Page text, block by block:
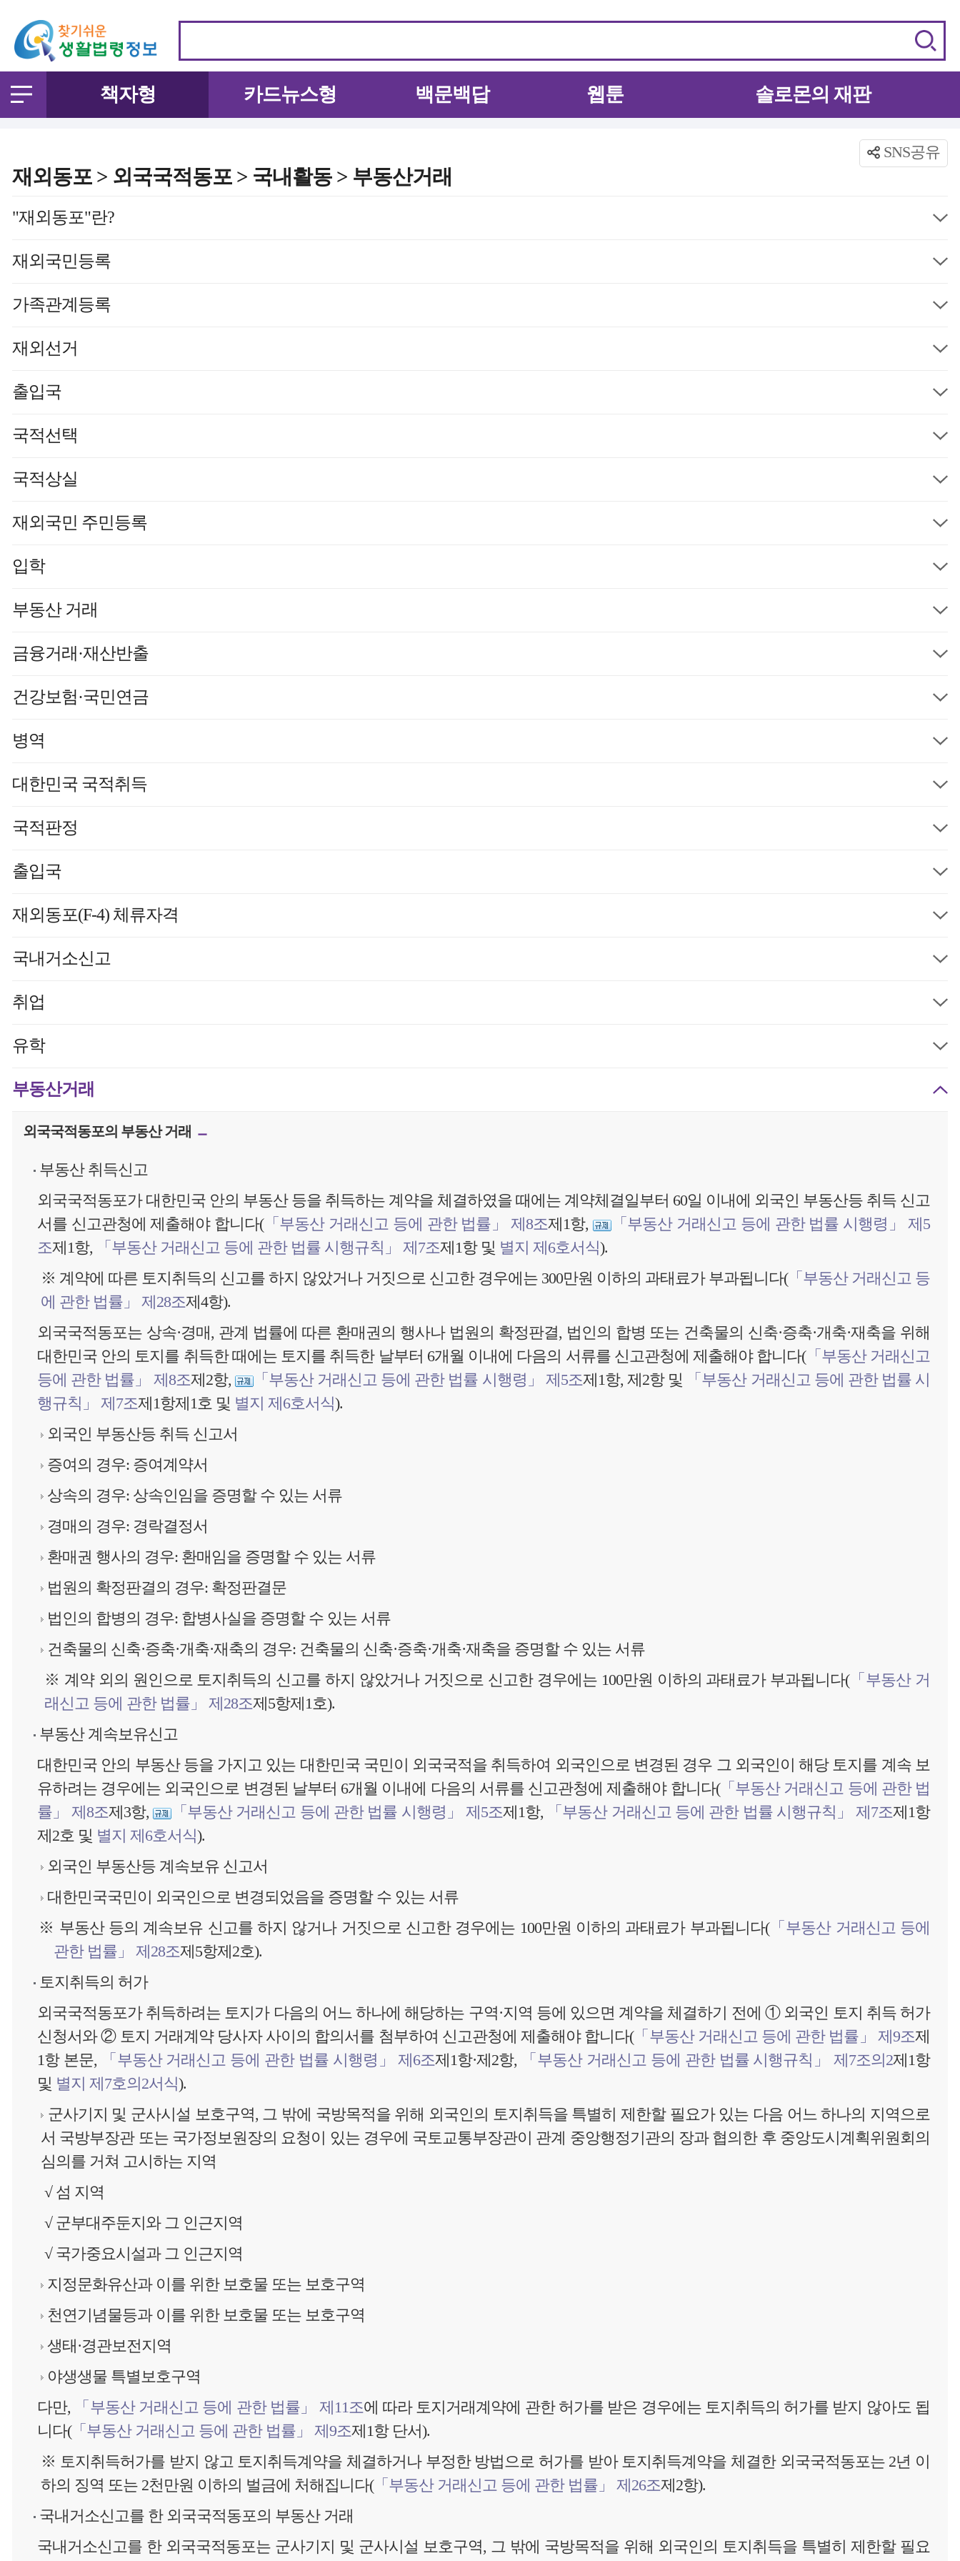
책자형 카드뉴스형 백문백답 웹툰 솔로몬의 재판
SNS공유
재외동포 > 외국국적동포 > 국내활동 > 부동산거래
"재외동포"란?
재외국민등록
가족관계등록
재외선거
출입국
국적선택
국적상실
재외국민 주민등록
입학
부동산 거래
금융거래·재산반출
건강보험·국민연금
병역
대한민국 국적취득
국적판정
출입국
재외동포(F-4) 체류자격
국내거소신고
취업
유학
부동산거래
외국국적동포의 부동산 거래
부동산 취득신고
외국국적동포가 대한민국 안의 부동산 등을 취득하는 계약을 체결하였을 때에는 계약체결일부터 60일 이내에 외국인 부동산등 취득 신고
서를 신고관청에 제출해야 합니다(「부동산 거래신고 등에 관한 법률」 제8조제1항,
「부동산 거래신고 등에 관한 법률 시행령」 제5
조제1항, 「부동산 거래신고 등에 관한 법률 시행규칙」 제7조제1항 및 별지 제6호서식).
※ 계약에 따른 토지취득의 신고를 하지 않았거나 거짓으로 신고한 경우에는 300만원 이하의 과태료가 부과됩니다(「부동산 거래신고 등
에 관한 법률」 제28조제4항).
외국국적동포는 상속·경매, 관계 법률에 따른 환매권의 행사나 법원의 확정판결, 법인의 합병 또는 건축물의 신축·증축·개축·재축을 위해
대한민국 안의 토지를 취득한 때에는 토지를 취득한 날부터 6개월 이내에 다음의 서류를 신고관청에 제출해야 합니다(「부동산 거래신고
등에 관한 법률」 제8조제2항, 「부동산 거래신고 등에 관한 법률 시행령」 제5조제1항, 제2항 및
「부동산 거래신고 등에 관한 법률 시
행규칙」 제7조제1항제1호 및 별지 제6호서식).
외국인 부동산등 취득 신고서
증여의 경우: 증여계약서
상속의 경우: 상속인임을 증명할 수 있는 서류
경매의 경우: 경락결정서
환매권 행사의 경우: 환매임을 증명할 수 있는 서류
법원의 확정판결의 경우: 확정판결문
법인의 합병의 경우: 합병사실을 증명할 수 있는 서류
건축물의 신축·증축·개축·재축의 경우: 건축물의 신축·증축·개축·재축을 증명할 수 있는 서류
※ 계약 외의 원인으로 토지취득의 신고를 하지 않았거나 거짓으로 신고한 경우에는 100만원 이하의 과태료가 부과됩니다(「부동산 거
래신고 등에 관한 법률」 제28조제5항제1호).
부동산 계속보유신고
대한민국 안의 부동산 등을 가지고 있는 대한민국 국민이 외국국적을 취득하여 외국인으로 변경된 경우 그 외국인이 해당 토지를 계속 보
유하려는 경우에는 외국인으로 변경된 날부터 6개월 이내에 다음의 서류를 신고관청에 제출해야 합니다(「부동산 거래신고 등에 관한 법
률」 제8조제3항, 「부동산 거래신고 등에 관한 법률 시행령」 제5조제1항, 「부동산 거래신고 등에 관한 법률 시행규칙」 제7조제1항
제2호 및 별지 제6호서식).
외국인 부동산등 계속보유 신고서
대한민국국민이 외국인으로 변경되었음을 증명할 수 있는 서류
※ 부동산 등의 계속보유 신고를 하지 않거나 거짓으로 신고한 경우에는 100만원 이하의 과태료가 부과됩니다(「부동산 거래신고 등에
관한 법률」 제28조제5항제2호).
토지취득의 허가
외국국적동포가 취득하려는 토지가 다음의 어느 하나에 해당하는 구역·지역 등에 있으면 계약을 체결하기 전에 ① 외국인 토지 취득 허가
신청서와 ② 토지 거래계약 당사자 사이의 합의서를 첨부하여 신고관청에 제출해야 합니다(「부동산 거래신고 등에 관한 법률」 제9조제
1항 본문,
「부동산 거래신고 등에 관한 법률 시행령」 제6조제1항·제2항, 「부동산 거래신고 등에 관한 법률 시행규칙」 제7조의2제1항
및 별지 제7호의2서식).
군사기지 및 군사시설 보호구역, 그 밖에 국방목적을 위해 외국인의 토지취득을 특별히 제한할 필요가 있는 다음 어느 하나의 지역으로
서 국방부장관 또는 국가정보원장의 요청이 있는 경우에 국토교통부장관이 관계 중앙행정기관의 장과 협의한 후 중앙도시계획위원회의
심의를 거쳐 고시하는 지역
√ 섬 지역
√ 군부대주둔지와 그 인근지역
√ 국가중요시설과 그 인근지역
지정문화유산과 이를 위한 보호물 또는 보호구역
천연기념물등과 이를 위한 보호물 또는 보호구역
생태·경관보전지역
야생생물 특별보호구역
다만,
「부동산 거래신고 등에 관한 법률」 제11조에 따라 토지거래계약에 관한 허가를 받은 경우에는 토지취득의 허가를 받지 않아도 됩
니다(「부동산 거래신고 등에 관한 법률」 제9조제1항 단서).
※ 토지취득허가를 받지 않고 토지취득계약을 체결하거나 부정한 방법으로 허가를 받아 토지취득계약을 체결한 외국국적동포는 2년 이
하의 징역 또는 2천만원 이하의 벌금에 처해집니다(「부동산 거래신고 등에 관한 법률」 제26조제2항).
국내거소신고를 한 외국국적동포의 부동산 거래
국내거소신고를 한 외국국적동포는 군사기지 및 군사시설 보호구역, 그 밖에 국방목적을 위해 외국인의 토지취득을 특별히 제한할 필요